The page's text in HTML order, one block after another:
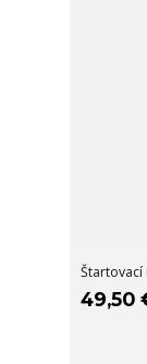
Štartovací
49,50